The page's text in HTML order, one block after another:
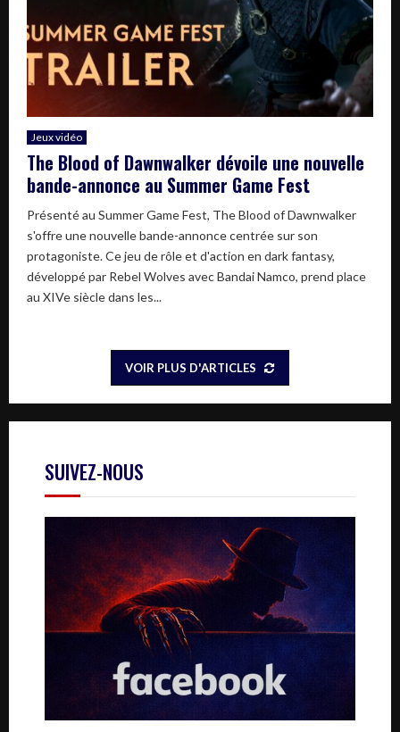
Jeux vidéo
The Blood of Dawnwalker dévoile une nouvelle
bande-annonce au Summer Game Fest
Présenté au Summer Game Fest, The Blood of Dawnwalker
s'offre une nouvelle bande-annonce centrée sur son
protagoniste. Ce jeu de rôle et d'action en dark fantasy,
développé par Rebel Wolves avec Bandai Namco, prend place
au XIVe siècle dans les...
VOIR PLUS D'ARTICLES
SUIVEZ-NOUS